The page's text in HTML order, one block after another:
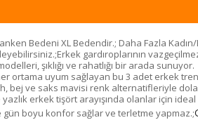
Bedeni XL Bedendir.; Daha Fazla
gardıroplarının
şıklığı ve rahatlığı bir arada sunuyor.
ortama uyum sağlayan bu 3 adet erkek
bej ve saks mavisi renk alternatifleriyle
erkek tişört arayışında olanlar için
boyu konfor sağlar ve terletme yapmaz.;